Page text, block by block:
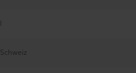
I
Schweiz